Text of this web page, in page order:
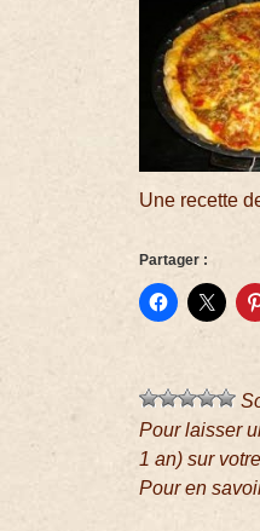
Une recette
Partager :
Pour laisser
1 an) sur
Pour en